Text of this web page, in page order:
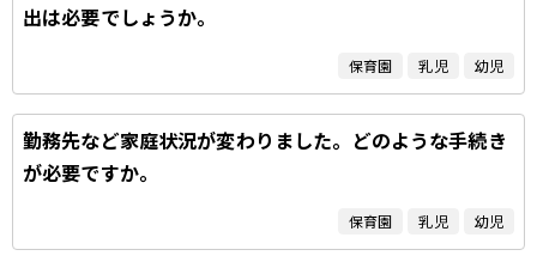
出は必要でしょうか。
保育園 乳児 幼児
勤務先など家庭状況が変わりました。どのような手続き
が必要ですか。
保育園 乳児 幼児